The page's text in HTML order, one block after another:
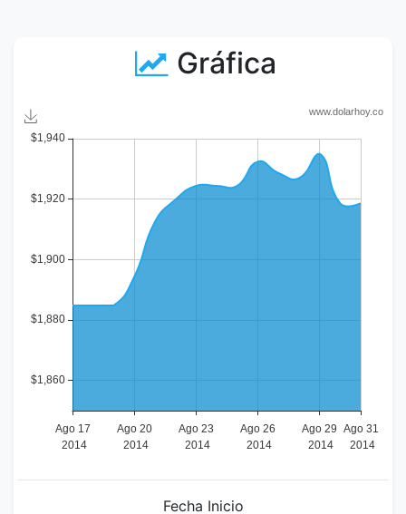
Gráfica
Fecha Inicio